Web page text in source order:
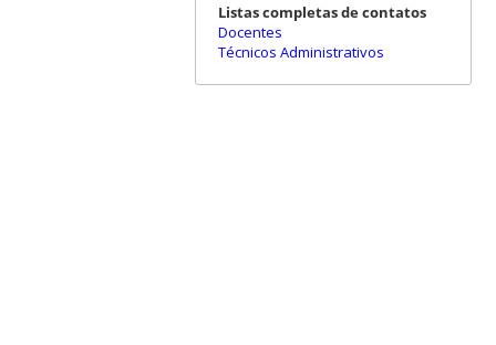
Listas completas de contatos
Docentes
Técnicos Administrativos